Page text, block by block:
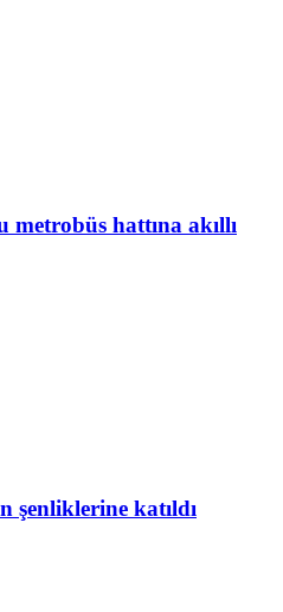
metrobüs hattına akıllı
şenliklerine katıldı